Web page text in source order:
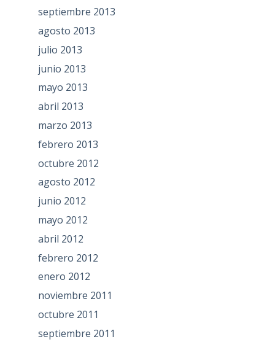
septiembre 2013
agosto 2013
julio 2013
junio 2013
mayo 2013
abril 2013
marzo 2013
febrero 2013
octubre 2012
agosto 2012
junio 2012
mayo 2012
abril 2012
febrero 2012
enero 2012
noviembre 2011
octubre 2011
septiembre 2011